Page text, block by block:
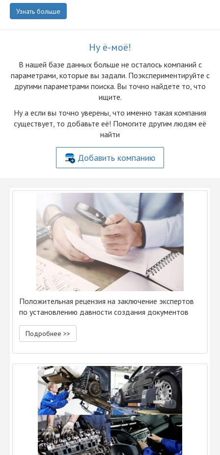
Узнать больше
Ну ё-моё!
В нашей базе данных больше не осталоcь компаний с
параметрами, которые вы задали. Поэкспериментируйте с
другими параметрами поиска. Вы точно найдете то, что
ищите.
Ну а если вы точно уверены, что именно такая компания
существует, то добавьте её! Помогите другим людям её
найти
Добавить компанию
Положительная рецензия на заключение экспертов
по установлению давности создания документов
Подробнее >>